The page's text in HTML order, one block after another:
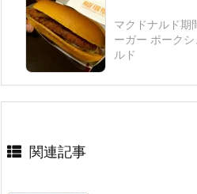
マクドナルド期
ーガー ポーク
ルド
関連記事